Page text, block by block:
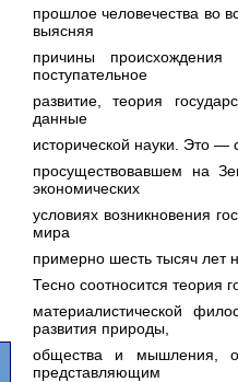
прошлое человечества во
выясняя
причины
поступательное
развитие, теория
данные
исторической науки. Это
просуществовавшем на
экономических
условиях возникновения
мира
примерно шесть тысяч лет
Тесно соотносится теория
материалистической
развития природы,
общества и мышления,
представляющим